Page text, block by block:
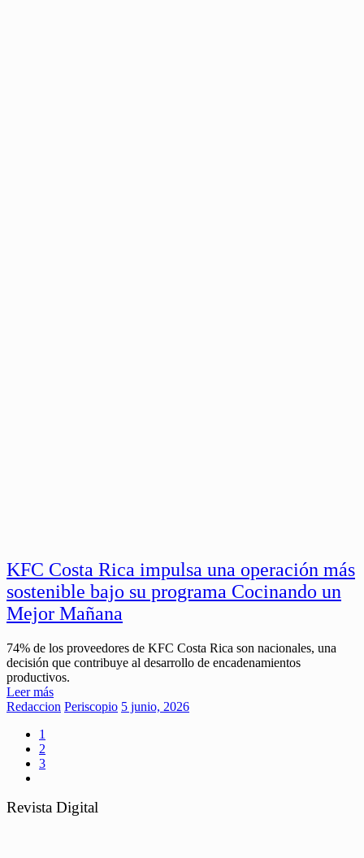
KFC Costa Rica impulsa una operación más
sostenible bajo su programa Cocinando un
Mejor Mañana
74% de los proveedores de KFC Costa Rica son nacionales, una
decisión que contribuye al desarrollo de encadenamientos
productivos.
Leer más
Redaccion Periscopio 5 junio, 2026
1
2
3
Revista Digital